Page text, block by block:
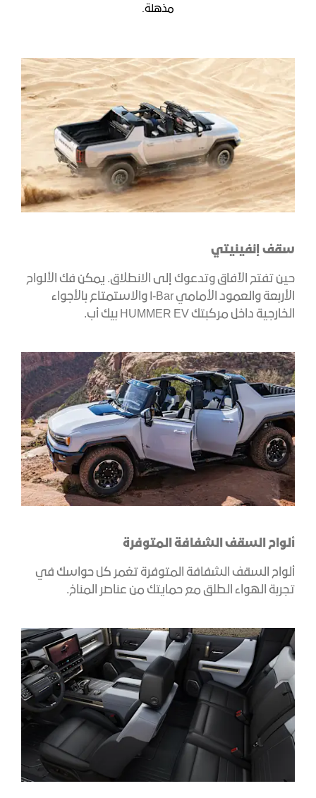
مذهلة.
سقف إنفينيتي
حين تفتح الآفاق وتدعوك إلى الانطلاق. يمكن فك الألواح
الأربعة والعمود الأمامي I-Bar والاستمتاع بالأجواء
الخارجية داخل مركبتك HUMMER EV بيك أب.​​
ألواح السقف الشفافة المتوفرة
ألواح السقف الشفافة المتوفرة تغمر كل حواسك في
تجربة الهواء الطلق مع حمايتك من عناصر المناخ.